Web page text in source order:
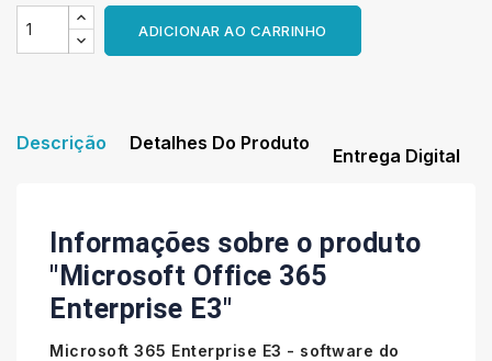
ADICIONAR AO CARRINHO
Descrição Detalhes Do Produto
Entrega Digital
Informações sobre o produto
"Microsoft Office 365
Enterprise E3"
Microsoft 365 Enterprise E3 - software do